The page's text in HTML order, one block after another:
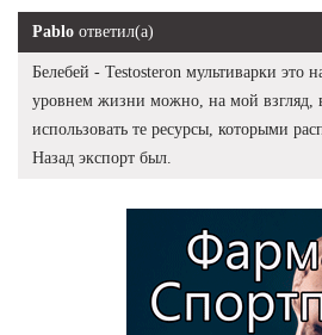
Pablo ответил(а)
Белебей - Testosteron мультиварки это
уровнем жизни можно, на мой взгляд,
использовать те ресурсы, которыми
Назад экспорт был.